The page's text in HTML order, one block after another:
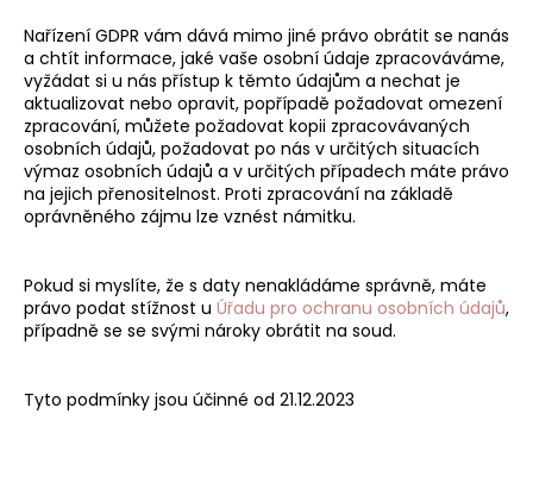
Nařízení GDPR vám dává mimo jiné právo obrátit se nanás
a chtít informace, jaké vaše osobní údaje zpracováváme,
vyžádat si u nás přístup k těmto údajům a nechat je
aktualizovat nebo opravit, popřípadě požadovat omezení
zpracování, můžete požadovat kopii zpracovávaných
osobních údajů, požadovat po nás v určitých situacích
výmaz osobních údajů a v určitých případech máte právo
na jejich přenositelnost. Proti zpracování na základě
oprávněného zájmu lze vznést námitku.
Pokud si myslíte, že s daty nenakládáme správně, máte
právo podat stížnost u Úřadu pro ochranu osobních údajů,
případně se se svými nároky obrátit na soud.
Tyto podmínky jsou účinné od 21.12.2023